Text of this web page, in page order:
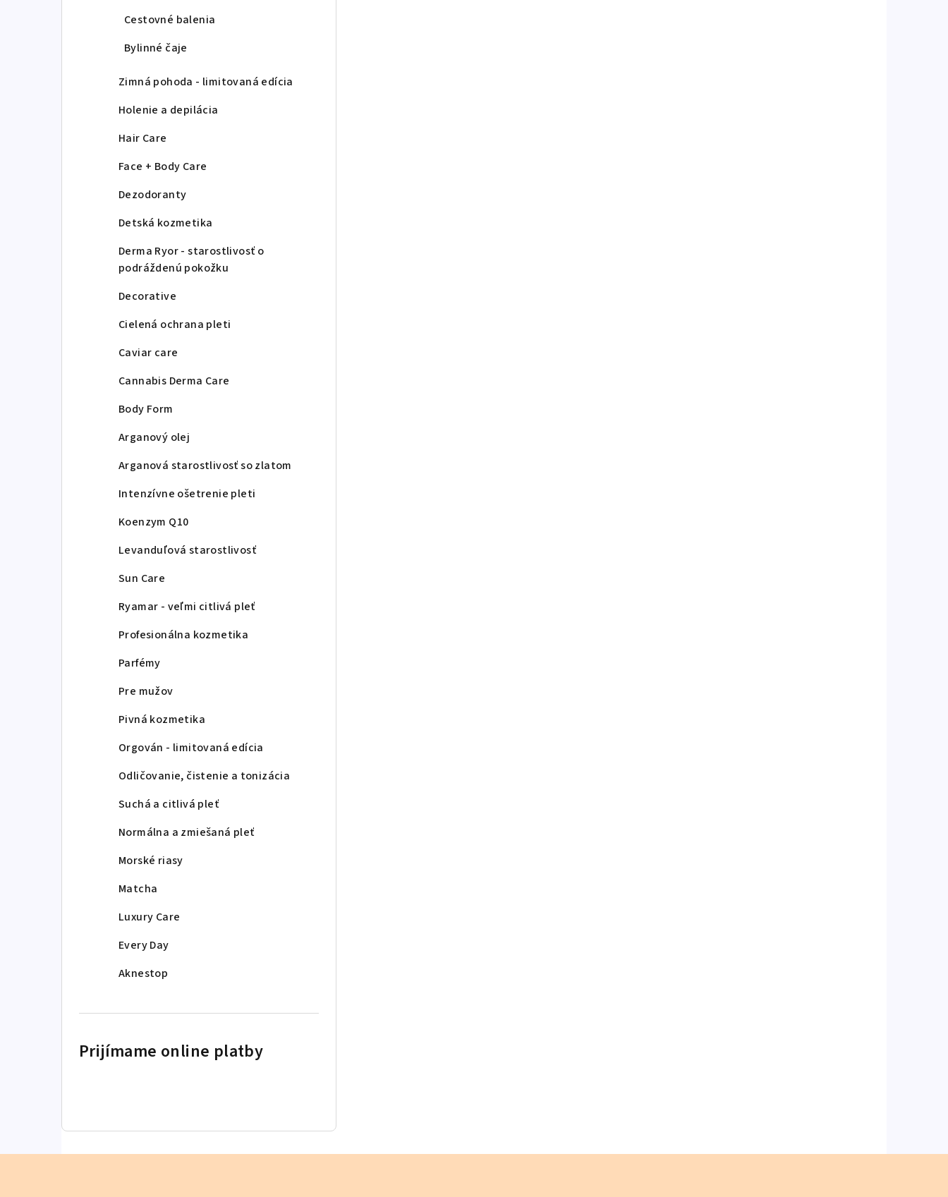
Cestovné balenia
Bylinné čaje
Zimná pohoda - limitovaná edícia
Holenie a depilácia
Hair Care
Face + Body Care
Dezodoranty
Detská kozmetika
Derma Ryor - starostlivosť o
podráždenú pokožku
Decorative
Cielená ochrana pleti
Caviar care
Cannabis Derma Care
Body Form
Arganový olej
Arganová starostlivosť so zlatom
Intenzívne ošetrenie pleti
Koenzym Q10
Levanduľová starostlivosť
Sun Care
Ryamar - veľmi citlivá pleť
Profesionálna kozmetika
Parfémy
Pre mužov
Pivná kozmetika
Orgován - limitovaná edícia
Odličovanie, čistenie a tonizácia
Suchá a citlivá pleť
Normálna a zmiešaná pleť
Morské riasy
Matcha
Luxury Care
Every Day
Aknestop
Prijímame online platby